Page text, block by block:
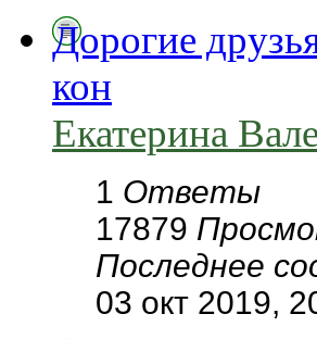
Дорогие
кон
Екатерина
1 Ответы
17879
Последнее
03 окт 2019,